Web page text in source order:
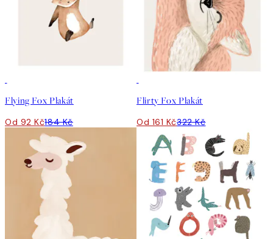
Flying Fox Plakát
Od 92 Kč184 Kč
Flirty Fox Plakát
Od 161 Kč322 Kč